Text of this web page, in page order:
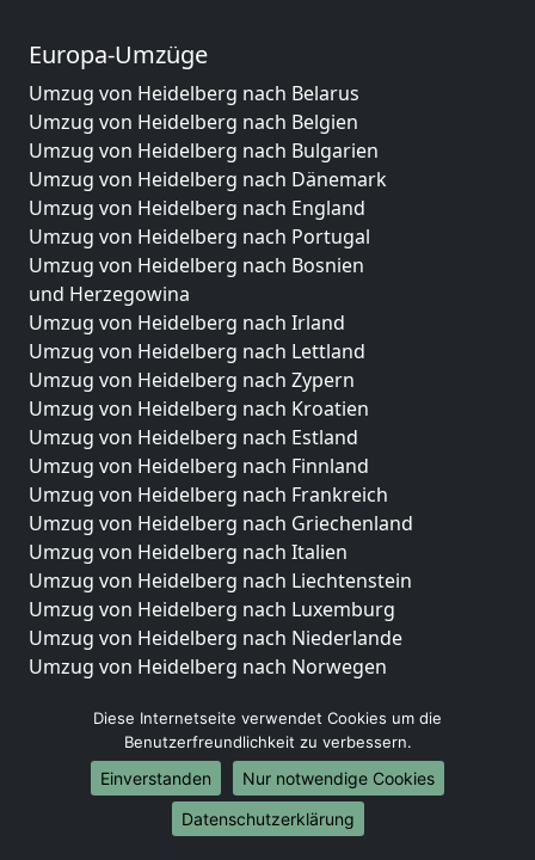
Europa-Umzüge
Umzug von Heidelberg nach Belarus
Umzug von Heidelberg nach Belgien
Umzug von Heidelberg nach Bulgarien
Umzug von Heidelberg nach Dänemark
Umzug von Heidelberg nach England
Umzug von Heidelberg nach Portugal
Umzug von Heidelberg nach Bosnien
und Herzegowina
Umzug von Heidelberg nach Irland
Umzug von Heidelberg nach Lettland
Umzug von Heidelberg nach Zypern
Umzug von Heidelberg nach Kroatien
Umzug von Heidelberg nach Estland
Umzug von Heidelberg nach Finnland
Umzug von Heidelberg nach Frankreich
Umzug von Heidelberg nach Griechenland
Umzug von Heidelberg nach Italien
Umzug von Heidelberg nach Liechtenstein
Umzug von Heidelberg nach Luxemburg
Umzug von Heidelberg nach Niederlande
Umzug von Heidelberg nach Norwegen
Umzüge-Deutschlandweit
Umzug von Heidelberg nach Berlin
Umzug von Heidelberg nach Hamburg
Umzug von Heidelberg nach München
Umzug von Heidelberg nach Köln
Diese Internetseite verwendet Cookies um die
Benutzerfreundlichkeit zu verbessern.
Einverstanden
Nur notwendige Cookies
Datenschutzerklärung